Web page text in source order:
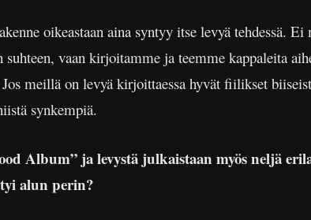
oikeastaan aina syntyy itse levyä tehdessä.
vaan kirjoitamme ja teemme kappaleita
meillä on levyä kirjoittaessa hyvät fiilikset
synkempiä.
Album” ja levystä julkaistaan myös neljä
alun perin?